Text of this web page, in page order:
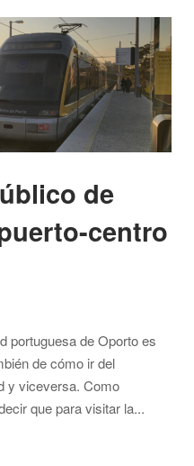
de
centro
portuguesa de Oporto es
de cómo ir del
y viceversa. Como
que para visitar la...